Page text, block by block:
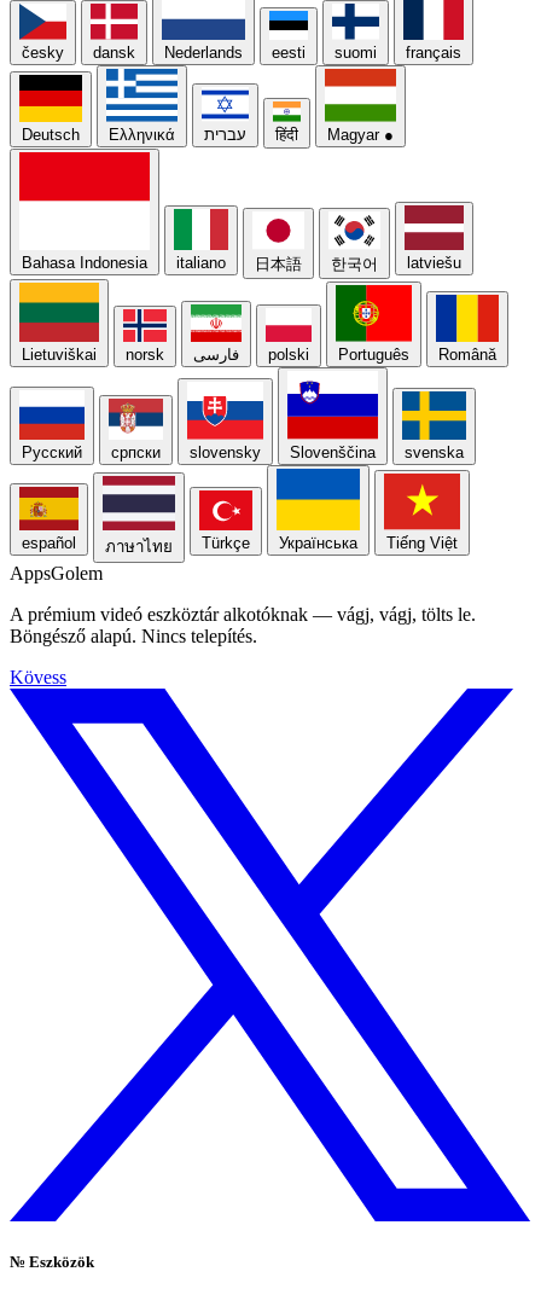
česky dansk Nederlands eesti suomi français
Deutsch Ελληνικά עברית हिंदी Magyar ●
Bahasa Indonesia italiano 日本語 한국어 latviešu
Lietuviškai norsk فارسی polski Português Română
Русский српски slovensky Slovenščina svenska
español ภาษาไทย Türkçe Українська Tiếng Việt
AppsGolem
A prémium videó eszköztár alkotóknak — vágj, vágj, tölts le.
Böngésző alapú. Nincs telepítés.
Kövess
№ Eszközök